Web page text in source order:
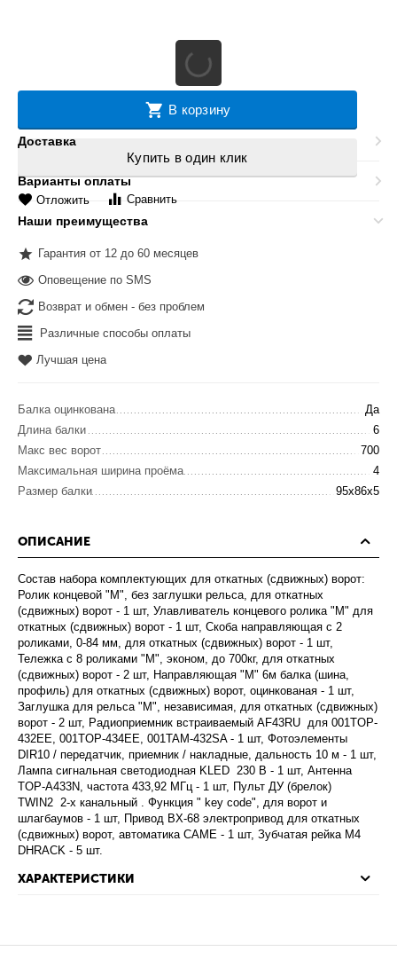
В корзину
Купить в один клик
Отложить Сравнить
Доставка
Варианты оплаты
Наши преимущества
Гарантия от 12 до 60 месяцев
Оповещение по SMS
Возврат и обмен - без проблем
Различные способы оплаты
Лучшая цена
Балка оцинкована
Да
Длина балки
6
Макс вес ворот
700
Максимальная ширина проёма
4
Размер балки
95х86х5
ОПИСАНИЕ
Состав набора комплектующих для откатных (сдвижных) ворот:
Ролик концевой "M", без заглушки рельса, для откатных
(сдвижных) ворот - 1 шт, Улавливатель концевого ролика "M" для
откатных (сдвижных) ворот - 1 шт, Скоба направляющая с 2
роликами, 0-84 мм, для откатных (сдвижных) ворот - 1 шт,
Тележка с 8 роликами "M", эконом, до 700кг, для откатных
(сдвижных) ворот - 2 шт, Направляющая "М" 6м балка (шина,
профиль) для откатных (сдвижных) ворот, оцинкованая - 1 шт,
Заглушка для рельса "M", независимая, для откатных (сдвижных)
ворот - 2 шт, Радиоприемник встраиваемый AF43RU для 001TOP-
432EE, 001TOP-434EE, 001TAM-432SA - 1 шт, Фотоэлементы
DIR10 / передатчик, приемник / накладные, дальность 10 м - 1 шт,
Лампа сигнальная светодиодная KLED 230 В - 1 шт, Антенна
TOP-A433N, частота 433,92 МГц - 1 шт, Пульт ДУ (брелок)
TWIN2 2-х канальный . Функция " key code", для ворот и
шлагбаумов - 1 шт, Привод BX-68 электропривод для откатных
(сдвижных) ворот, автоматика CAME - 1 шт, Зубчатая рейка М4
DHRACK - 5 шт.
ХАРАКТЕРИСТИКИ